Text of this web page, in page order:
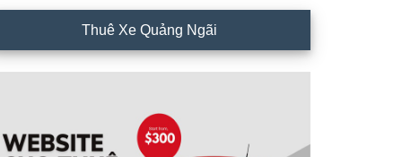
Thuê Xe Quảng Ngãi